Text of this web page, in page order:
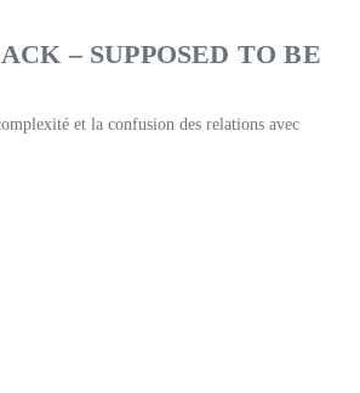
– SUPPOSED TO BE
et la confusion des relations avec